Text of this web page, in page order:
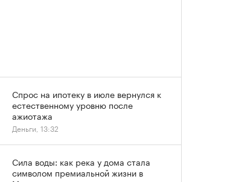
Спрос на ипотеку в июле вернулся к
естественному уровню после
ажиотажа
Деньги, 13:32
Сила воды: как река у дома стала
символом премиальной жизни в